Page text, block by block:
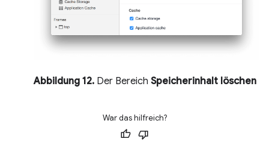
Abbildung 12. Der Bereich Speicherinhalt löschen
War das hilfreich?